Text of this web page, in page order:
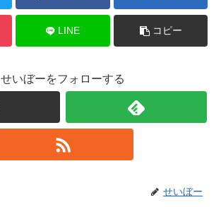
LINE コピー
せいぼーをフォローする
せいぼー